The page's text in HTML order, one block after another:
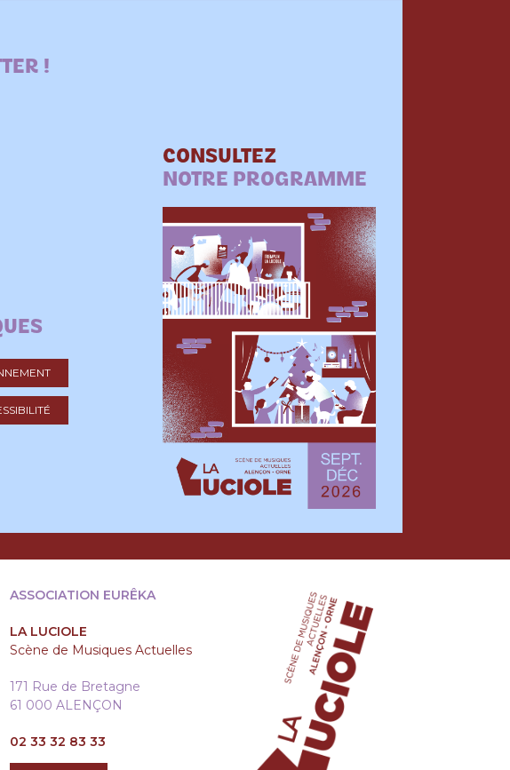
!
CONSULTEZ
NOTRE PROGRAMME
ASSOCIATION EURÊKA
LA LUCIOLE
Scène de Musiques Actuelles
171 Rue de Bretagne
61 000 ALENÇON
02 33 32 83 33